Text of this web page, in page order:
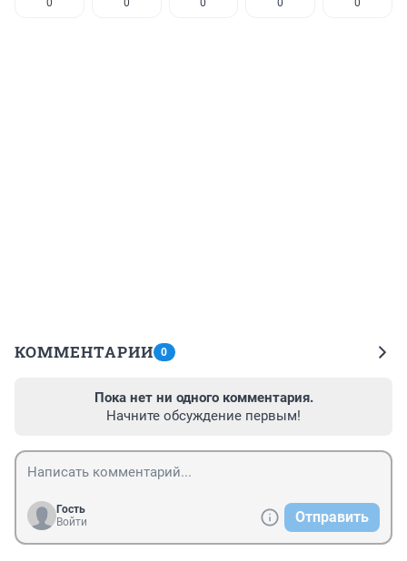
0 0 0 0 0
КОММЕНТАРИИ 0
Пока нет ни одного комментария.
Начните обсуждение первым!
Гость
Войти
Отправить